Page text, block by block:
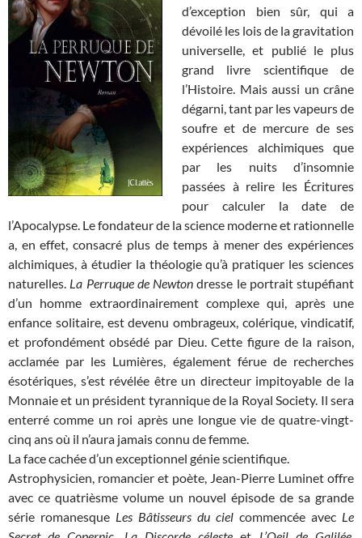
d’exception bien sûr, qui a
dévoilé les lois de la gravitation
universelle, et publié le plus
grand livre scientifique de
l’Histoire. Mais aussi un crâne
dégarni, tant par les vapeurs de
soufre et de mercure de ses
expériences alchimiques que
par les nuits d’insomnie
passées à relire les Écritures
pour calculer la date de
l’Apocalypse. Le fondateur de la science moderne et rationnelle
a, en effet, consacré plus de temps à mener des expériences
alchimiques, à étudier la théologie qu’à pratiquer les sciences
naturelles. La Perruque de Newton dresse le portrait stupéfiant
d’un homme extraordinairement complexe qui, après une
enfance solitaire, est devenu ombrageux, colérique, vindicatif,
et profondément obsédé par Dieu. Cette figure de la raison,
acclamée par les Lumières, également férue de recherches
ésotériques, s’est révélée être un directeur impitoyable de la
Monnaie et un président tyrannique de la Royal Society. Il sera
enterré comme un roi après une longue vie de quatre-vingt-
cinq ans où il n’aura jamais connu de femme.
La face cachée d’un exceptionnel génie scientifique.
Astrophysicien, romancier et poète, Jean-Pierre Luminet offre
avec ce quatrièsme volume un nouvel épisode de sa grande
série romanesque Les Bâtisseurs du ciel commencée avec Le